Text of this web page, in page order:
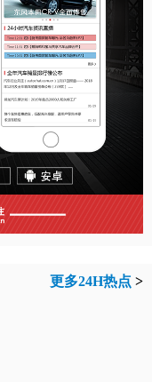
更多24H热点 >